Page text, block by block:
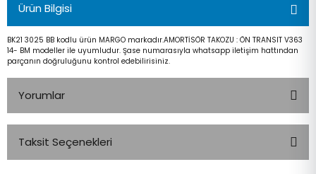
Ürün Bilgisi
BK21 3025 BB kodlu ürün MARGO markadır.AMORTİSÖR TAKOZU : ÖN TRANSIT V363
14- BM modeller ile uyumludur. Şase numarasıyla whatsapp iletişim hattından
parçanın doğruluğunu kontrol edebilirisiniz.
Yorumlar
Taksit Seçenekleri